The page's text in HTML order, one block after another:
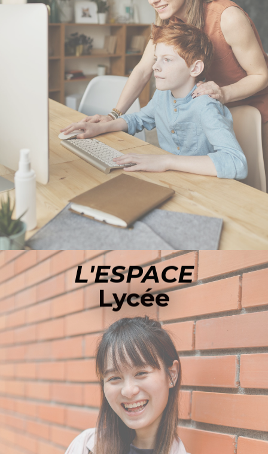
ACCÉDER À L'ESPACE COLLÈGE
L'ESPACE
Lycée